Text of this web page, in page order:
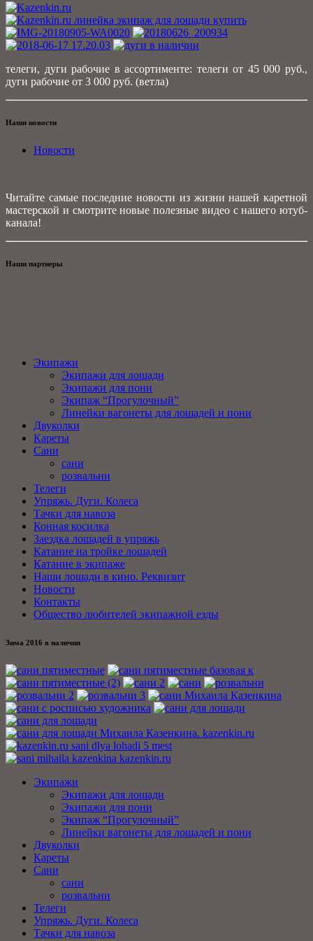
телеги, дуги рабочие в ассортименте: телеги от 45 000 руб.,
дуги рабочие от 3 000 руб. (ветла)
Наши новости
Новости
Читайте самые последние новости из жизни нашей каретной
мастерской и смотрите новые полезные видео с нашего ютуб-
канала!
Наши партнеры
Экипажи
Экипажи для лошади
Экипажи для пони
Экипаж “Прогулочный”
Линейки вагонеты для лошадей и пони
Двуколки
Кареты
Сани
сани
розвальни
Телеги
Упряжь. Дуги. Колеса
Тачки для навоза
Конная косилка
Заездка лошадей в упряжь
Катание на тройке лошадей
Катание в экипаже
Наши лошади в кино. Реквизит
Новости
Контакты
Общество любителей экипажной езды
Зима 2016 в наличии
Экипажи
Экипажи для лошади
Экипажи для пони
Экипаж “Прогулочный”
Линейки вагонеты для лошадей и пони
Двуколки
Кареты
Сани
сани
розвальни
Телеги
Упряжь. Дуги. Колеса
Тачки для навоза